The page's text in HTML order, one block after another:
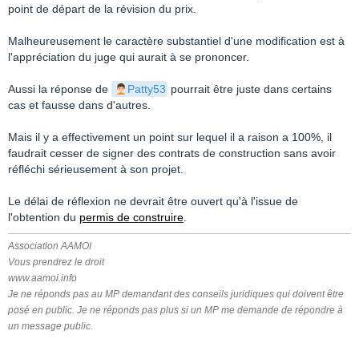
point de départ de la révision du prix.
Malheureusement le caractère substantiel d'une modification est à
l'appréciation du juge qui aurait à se prononcer.
Aussi la réponse de Patty53 pourrait être juste dans certains
cas et fausse dans d'autres.
Mais il y a effectivement un point sur lequel il a raison a 100%, il
faudrait cesser de signer des contrats de construction sans avoir
réfléchi sérieusement à son projet.
Le délai de réflexion ne devrait être ouvert qu'à l'issue de
l'obtention du permis de construire
Association AAMOI
Vous prendrez le droit
www.aamoi.info
Je ne réponds pas au MP demandant des conseils juridiques qui doivent être
posé en public. Je ne réponds pas plus si un MP me demande de répondre à
un message public.